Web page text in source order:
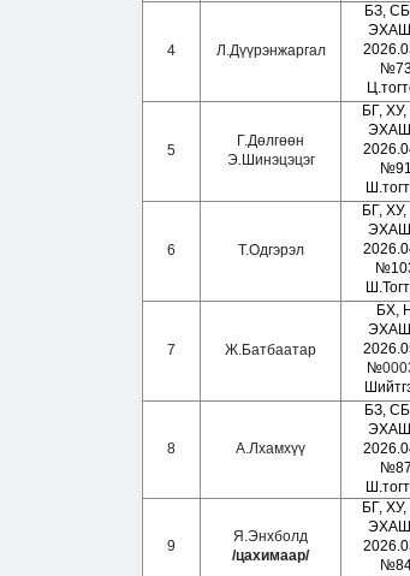
4 Л.Дүүрэнжаргал
БЗ,
5
Г.Дөлгөөн
Э.Шинэцэцэг
БГ,
6 Т.Одгэрэл
БГ,
7 Ж.Батбаатар
БХ,
№
8 А.Лхамхүү
БЗ,
9
Я.Энхболд
/цахимаар/
БГ,